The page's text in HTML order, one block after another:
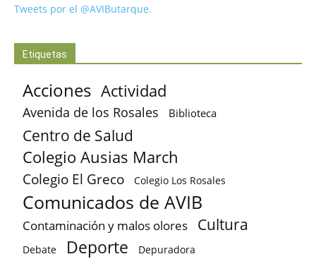
Tweets por el @AVIButarque.
Etiquetas
Acciones Actividad
Avenida de los Rosales Biblioteca
Centro de Salud
Colegio Ausias March
Colegio El Greco Colegio Los Rosales
Comunicados de AVIB
Contaminación y malos olores Cultura
Debate Deporte Depuradora